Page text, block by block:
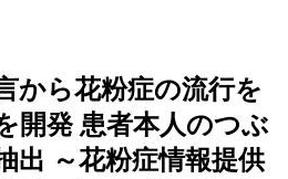
から花粉症の流行を
開発 患者本人のつぶ
出 ～花粉症情報提供